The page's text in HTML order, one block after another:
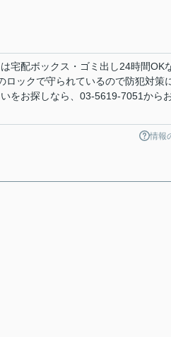
宅配ボックス・ゴミ出し24時間OK
ロックで守られているので防犯対策
をお探しなら、03-5619-7051から
情報